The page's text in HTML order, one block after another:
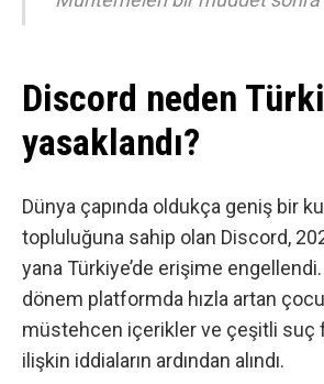
Discord neden
yasaklandı?
Dünya çapında oldukça geniş bir
topluluğuna sahip olan Discord,
yana Türkiye’de erişime engellendi
dönem platformda hızla artan
müstehcen içerikler ve çeşitli suç
ilişkin iddiaların ardından alındı.